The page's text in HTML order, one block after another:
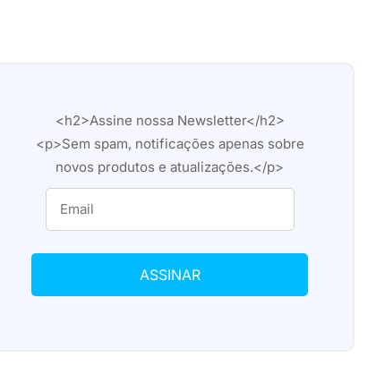
<h2>Assine nossa Newsletter</h2>
<p>Sem spam, notificações apenas sobre
novos produtos e atualizações.</p>
ASSINAR